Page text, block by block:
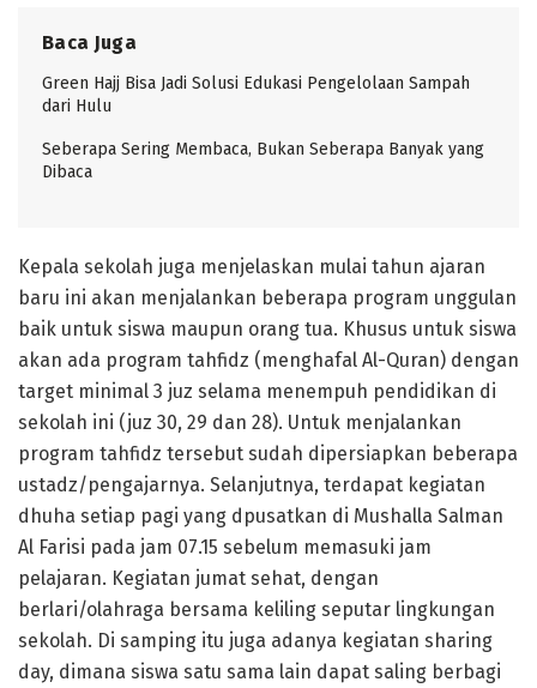
Baca Juga
Green Hajj Bisa Jadi Solusi Edukasi Pengelolaan Sampah
dari Hulu
Seberapa Sering Membaca, Bukan Seberapa Banyak yang
Dibaca
Kepala sekolah juga menjelaskan mulai tahun ajaran
baru ini akan menjalankan beberapa program unggulan
baik untuk siswa maupun orang tua. Khusus untuk siswa
akan ada program tahfidz (menghafal Al-Quran) dengan
target minimal 3 juz selama menempuh pendidikan di
sekolah ini (juz 30, 29 dan 28). Untuk menjalankan
program tahfidz tersebut sudah dipersiapkan beberapa
ustadz/pengajarnya. Selanjutnya, terdapat kegiatan
dhuha setiap pagi yang dpusatkan di Mushalla Salman
Al Farisi pada jam 07.15 sebelum memasuki jam
pelajaran. Kegiatan jumat sehat, dengan
berlari/olahraga bersama keliling seputar lingkungan
sekolah. Di samping itu juga adanya kegiatan sharing
day, dimana siswa satu sama lain dapat saling berbagi